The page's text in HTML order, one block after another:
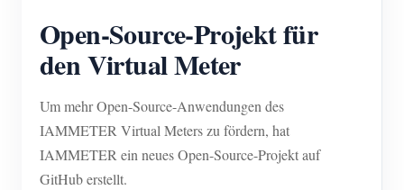
Open-Source-Projekt für
den Virtual Meter
Um mehr Open-Source-Anwendungen des
IAMMETER Virtual Meters zu fördern, hat
IAMMETER ein neues Open-Source-Projekt auf
GitHub erstellt.